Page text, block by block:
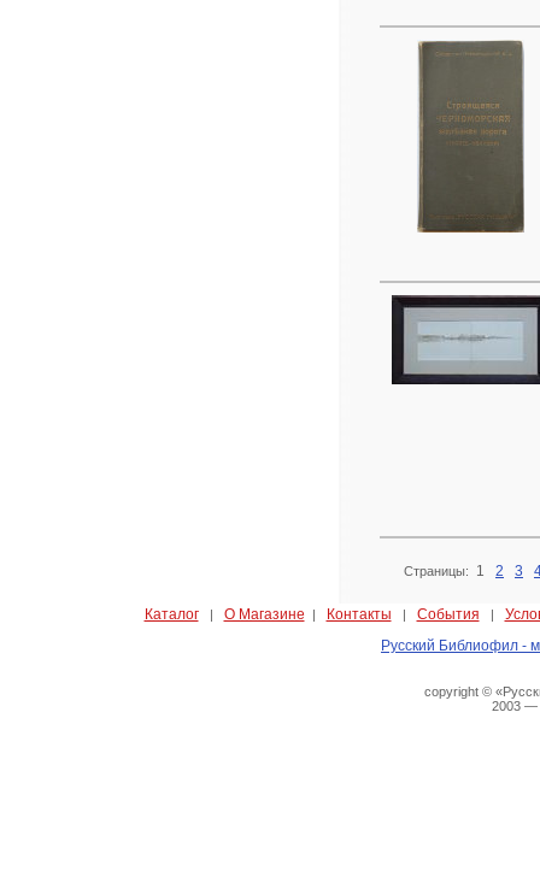
Страницы: 1 2 3
Каталог| О Магазине | Контакты | События |
Русский Библиофил -
copyright ©
2003 —